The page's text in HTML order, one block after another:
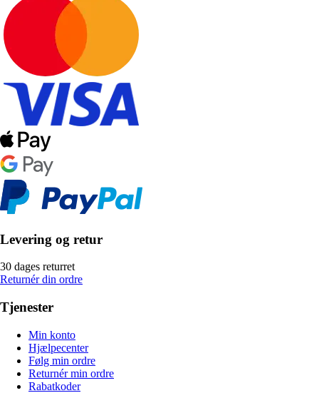
Levering og retur
30 dages returret
Returnér din ordre
Tjenester
Min konto
Hjælpecenter
Følg min ordre
Returnér min ordre
Rabatkoder